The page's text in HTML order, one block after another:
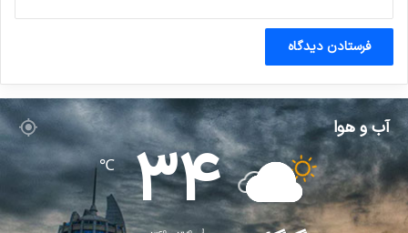
آب و هوا
34
℃